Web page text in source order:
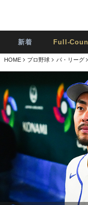
新着 Full-
HOME プロ野球 パ・リーグ